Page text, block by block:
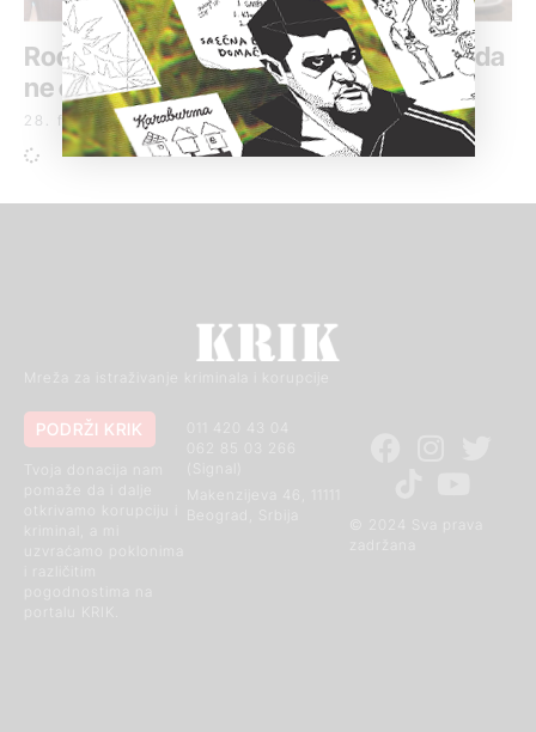
Roditelji nestalih mladića mole Vučića da
ne objavljuje jezive detalje
28. februar 2021.
Mreža za istraživanje kriminala i korupcije
© 2024 Sva prava
011 420 43 04
Makenzijeva 46, 11111
PODRŽI KRIK
otkrivamo korupciju i
kriminal, a mi
uzvraćamo poklonima
i različitim
pogodnostima na
portalu KRIK.